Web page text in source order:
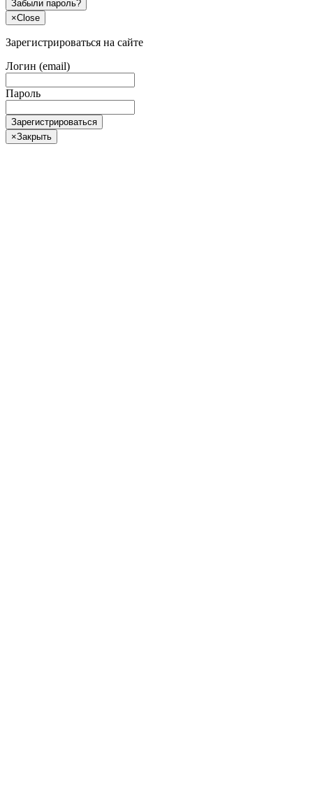
Забыли пароль?
×Close
Зарегистрироваться на сайте
Логин (email)
Пароль
Зарегистрироваться
×Закрыть